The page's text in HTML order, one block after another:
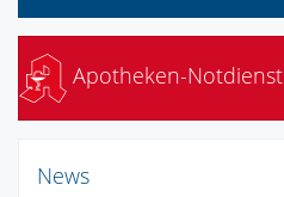
Apotheken-Notdienst
News